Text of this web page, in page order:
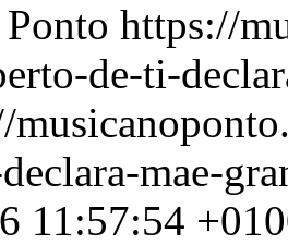
https://
de-ti-
mae-
11:57:54